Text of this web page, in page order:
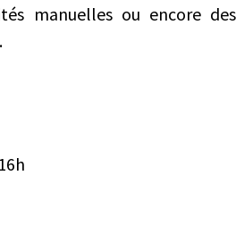
manuelles ou encore des